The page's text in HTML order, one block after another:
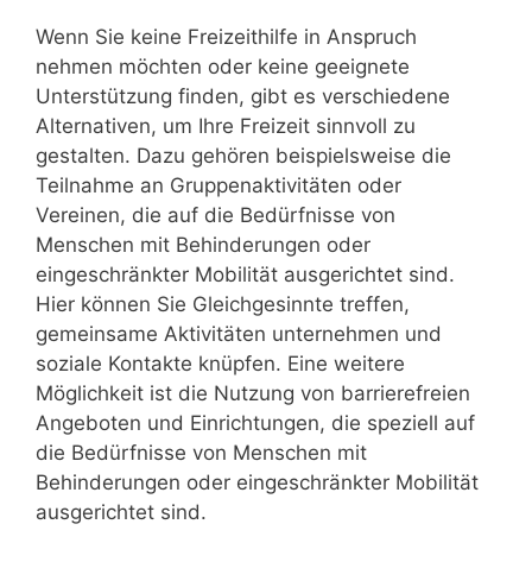
Wenn Sie keine Freizeithilfe in Anspruch
nehmen möchten oder keine geeignete
Unterstützung finden, gibt es verschiedene
Alternativen, um Ihre Freizeit sinnvoll zu
gestalten. Dazu gehören beispielsweise die
Teilnahme an Gruppenaktivitäten oder
Vereinen, die auf die Bedürfnisse von
Menschen mit Behinderungen oder
eingeschränkter Mobilität ausgerichtet sind.
Hier können Sie Gleichgesinnte treffen,
gemeinsame Aktivitäten unternehmen und
soziale Kontakte knüpfen. Eine weitere
Möglichkeit ist die Nutzung von barrierefreien
Angeboten und Einrichtungen, die speziell auf
die Bedürfnisse von Menschen mit
Behinderungen oder eingeschränkter Mobilität
ausgerichtet sind.